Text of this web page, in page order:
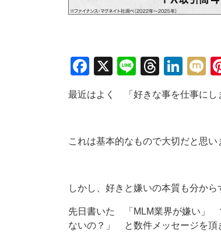
Facebook
X Line
最近はよく 「好きな事を仕事にし
これは基本的なもので大切だと思い
しかし、好きと嫌いの本質も分か
先日書いた 「MLM業界が嫌い」
ないの？」 と数件メッセージを頂